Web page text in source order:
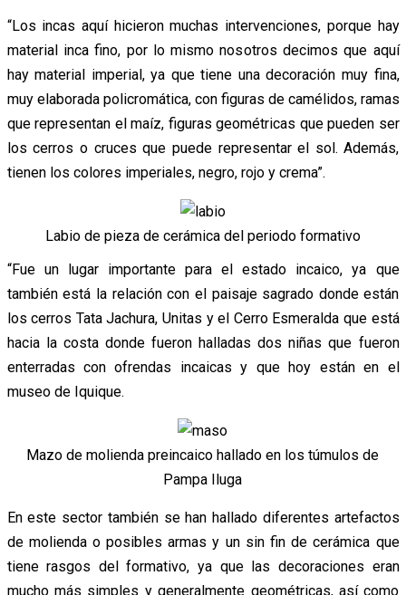
“Los incas aquí hicieron muchas intervenciones, porque hay
material inca fino, por lo mismo nosotros decimos que aquí
hay material imperial, ya que tiene una decoración muy fina,
muy elaborada policromática, con figuras de camélidos, ramas
que representan el maíz, figuras geométricas que pueden ser
los cerros o cruces que puede representar el sol. Además,
tienen los colores imperiales, negro, rojo y crema”.
Labio de pieza de cerámica del periodo formativo
“Fue un lugar importante para el estado incaico, ya que
también está la relación con el paisaje sagrado donde están
los cerros Tata Jachura, Unitas y el Cerro Esmeralda que está
hacia la costa donde fueron halladas dos niñas que fueron
enterradas con ofrendas incaicas y que hoy están en el
museo de Iquique.
Mazo de molienda preincaico hallado en los túmulos de
Pampa Iluga
En este sector también se han hallado diferentes artefactos
de molienda o posibles armas y un sin fin de cerámica que
tiene rasgos del formativo, ya que las decoraciones eran
mucho más simples y generalmente geométricas, así como